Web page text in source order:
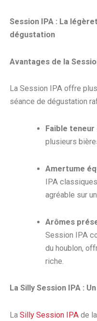
Session IPA : La
dégustation
Avantages de la
La Session IPA offre
séance de dégustation
Faible teneur
plusieurs
Amertume
IPA
agréable sur
Arômes
Session IPA
du houblon,
riche.
La Silly Session IPA :
La Silly Session IPA de